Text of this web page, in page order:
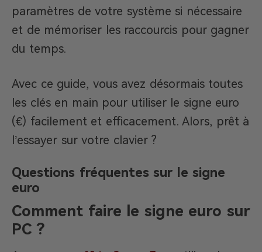
paramètres de votre système si nécessaire
et de mémoriser les raccourcis pour gagner
du temps.
Avec ce guide, vous avez désormais toutes
les clés en main pour utiliser le signe euro
(€) facilement et efficacement. Alors, prêt à
l’essayer sur votre clavier ?
Questions fréquentes sur le signe
euro
Comment faire le signe euro sur
PC ?